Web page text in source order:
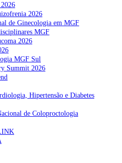
2026
de Ginecologia em MGF
MGF
2026
MGF Sul
Summit 2026
Hipertensão e Diabetes
de Coloproctologia